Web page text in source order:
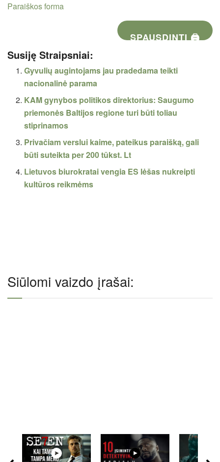
Paraiškos forma
SPAUSDINTI 🖨
Susiję Straipsniai:
Gyvulių augintojams jau pradedama teikti
nacionalinė parama
KAM gynybos politikos direktorius: Saugumo
priemonės Baltijos regione turi būti toliau
stiprinamos
Privačiam verslui kaime, pateikus paraišką, gali
būti suteikta per 200 tūkst. Lt
Lietuvos biurokratai vengia ES lėšas nukreipti
kultūros reikmėms
Siūlomi vaizdo įrašai: